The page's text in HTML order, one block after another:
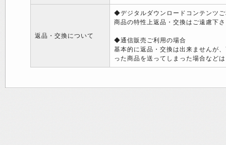
返品・交換について
◆デジタルダウンロードコンテンツ
商品の特性上返品・交換はご遠慮下
◆通信販売ご利用の場合
基本的に返品・交換は出来ませんが
った商品を送ってしまった場合など